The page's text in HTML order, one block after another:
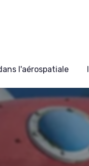
l'aérospatiale